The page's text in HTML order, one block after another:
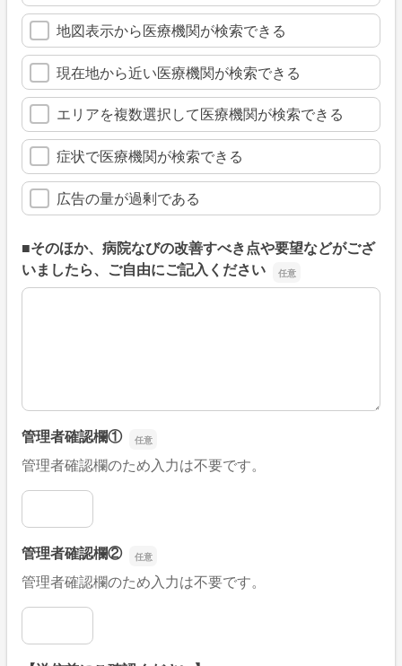
地図表示から医療機関が検索できる
現在地から近い医療機関が検索できる
エリアを複数選択して医療機関が検索できる
症状で医療機関が検索できる
広告の量が過剰である
■そのほか、病院なびの改善すべき点や要望などがござ
いましたら、ご自由にご記入ください
■そのほか、病院なびの改善すべき点や要望などがござい
管理者確認欄①
管理者確認欄のため入力は不要です。
管理者確認欄①
管理者確認欄②
管理者確認欄のため入力は不要です。
管理者確認欄②